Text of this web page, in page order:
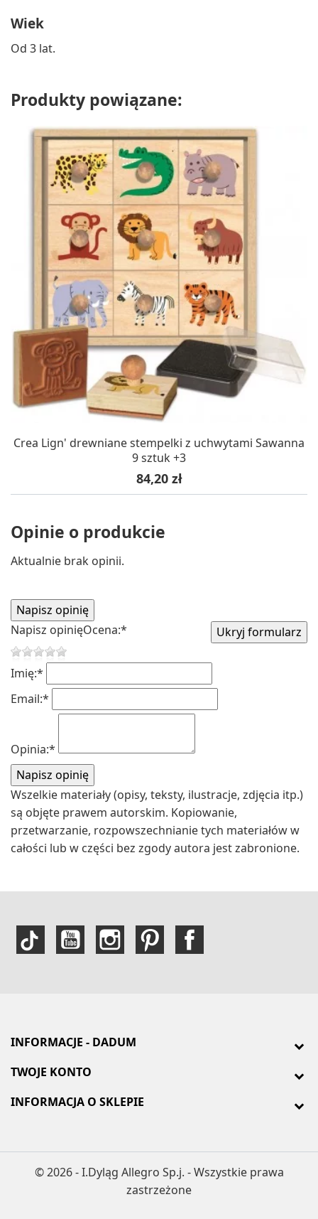
Wiek
Od 3 lat.
Produkty powiązane:
Crea Lign' drewniane stempelki z uchwytami Sawanna
9 sztuk +3
Cena
84,20 zł
Opinie o produkcie
Aktualnie brak opinii.
Napisz opinięOcena:*
Imię:*
Email:*
Opinia:*
Wszelkie materiały (opisy, teksty, ilustracje, zdjęcia itp.)
są objęte prawem autorskim. Kopiowanie,
przetwarzanie, rozpowszechnianie tych materiałów w
całości lub w części bez zgody autora jest zabronione.
INFORMACJE - DADUM
TWOJE KONTO
INFORMACJA O SKLEPIE
© 2026 - I.Dyląg Allegro Sp.j. - Wszystkie prawa
zastrzeżone